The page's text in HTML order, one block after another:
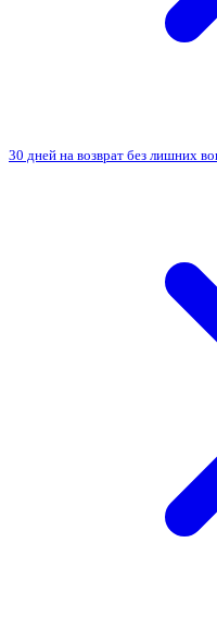
30 дней на возврат без лишних